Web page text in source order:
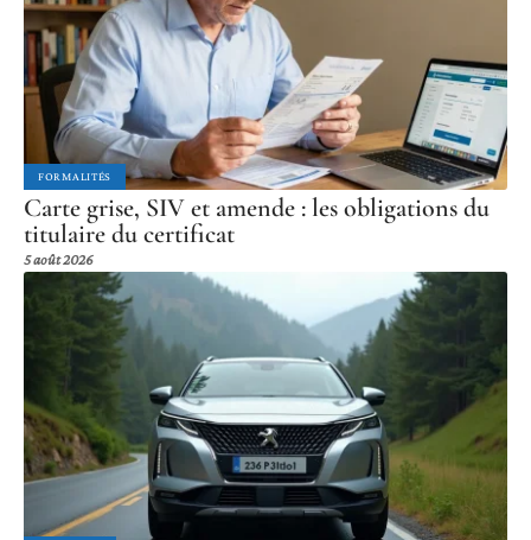
FORMALITÉS
Carte grise, SIV et amende : les obligations du
titulaire du certificat
5 août 2026